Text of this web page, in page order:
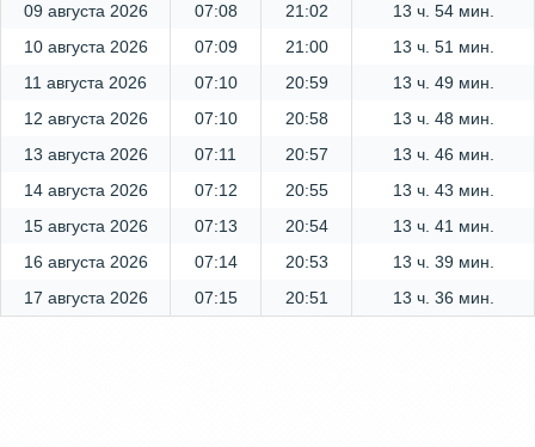
09 августа 2026
07:08 21:02
13 ч. 54 мин.
10 августа 2026
07:09 21:00
13 ч. 51 мин.
11 августа 2026
07:10 20:59
13 ч. 49 мин.
12 августа 2026
07:10 20:58
13 ч. 48 мин.
13 августа 2026
07:11 20:57
13 ч. 46 мин.
14 августа 2026
07:12 20:55
13 ч. 43 мин.
15 августа 2026
07:13 20:54
13 ч. 41 мин.
16 августа 2026
07:14 20:53
13 ч. 39 мин.
17 августа 2026
07:15 20:51 13 ч. 36 мин.